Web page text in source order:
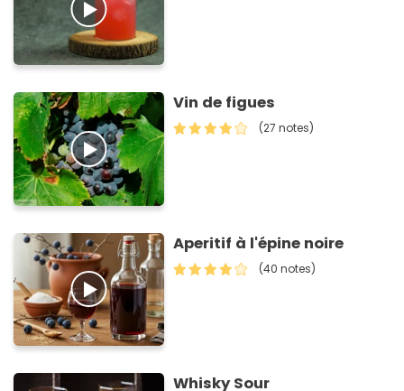
Vin de figues
(27 notes)
Aperitif à l'épine noire
(40 notes)
Whisky Sour